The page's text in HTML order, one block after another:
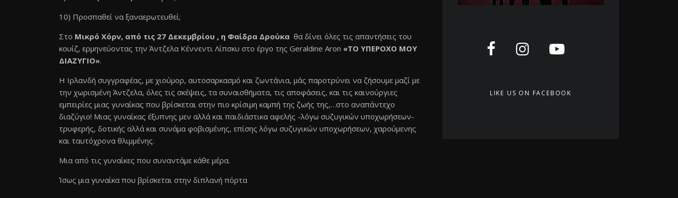
10) Προσπαθεί να ξαναερωτευθεί;
Στο Μικρό Χόρν, από τις 27 Δεκεμβρίου , η Φαίδρα Δρούκα θα δίνει όλες τις απαντήσεις του
κουίζ, ερμηνεύοντας την Άντζελα Κέννεντι Λίπσκυ στο έργο της Geraldine Aron «ΤΟ ΥΠΕΡΟΧΟ ΜΟΥ
ΔΙΑΖΥΓΙΟ».
Η Ιρλανδή συγγραφέας, με χιούμορ, αυτοσαρκασμό και ζωντάνια, μάς παροτρύνει να ζήσουμε μαζί με
την χωρισμένη Άντζελα, όλες τις σκέψεις, τα συναισθήματα, τις αποφάσεις, και τις καινούργιες
εμπειρίες μιας γυναίκας που βρίσκεται στην πιο κρίσιμη καμπή της ζωής της,…στο αναπάντεχο
διαζύγιο! Μιας γυναίκας έξυπνης μεν αλλά και παιδιάστικα αφελής -λόγω συζυγικών υποχωρήσεων-
τρυφερής, δοτικής αλλά και συνάμα φοβισμένης, επίσης λόγω συζυγικών υποχωρήσεων, χαρούμενης
και ταυτόχρονα θλιμμένης.
Μια από τις γυναίκες που συναντάμε κάθε μέρα.
Ίσως μια γυναίκα που βρίσκεται στην διπλανή πόρτα
LIKE US ON FACEBOOK